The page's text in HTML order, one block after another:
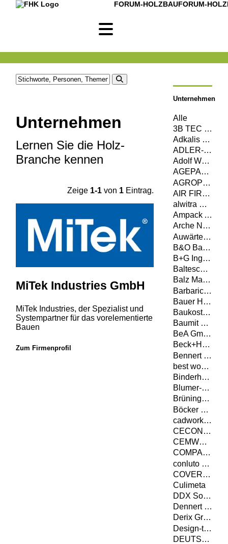
FORUM-HOLZBAUFORUM-
Unternehmen
Lernen Sie die Holz-
Branche kennen
Zeige 1-1 von 1 Eintrag.
MiTek Industries GmbH
MiTek Industries, der Spezialist und
Systempartner für das vorelementierte
Bauen
Zum Firmenprofil
Unternehmen
Alle
3B TEC MagnumBoard GmbH
Adkalis Groupe Berkem
ADLER-Werk Lackfabrik Johann Berghofer GmbH & Co KG
Adolf Würth GmbH & Co. KG
AGEPAN SYSTEM c/o Sonae Arauco Deutschland GmbH
AGROP NOVA a. s.
AIR FIRE TECH Brandschutzsysteme GmbH
alwitra GmbH
Ampack AG
Arche Naturhaus GmbH
Auwärter - Anhänger und Aufbauten GmbH Co. KG
B&O Bau GmbH
B+G Ingenieure Bollinger und Grohmann GmbH
Balteschwiler AG
Balz Maschinen AG
Barbaric GmbH
Bauer Holzbau GmbH
Baukosteninformationszentrum Deutscher Architektenkammern GmbH
Baumit GmbH
BeA GmbH
Beck+Heun GmbH
Bennert GmbH
best wood SCHNEIDER GmbH
Binderholz GmbH
Blumer-Lehmann AG
Brüninghoff Holz GmbH & Co. KG
Böcker Maschinenwerke GmbH
cadwork informatik AG
CECON Buildings GmbH
CEMWOOD GmbH
COMPACFOAM GmbH
conluto Vielfalt aus Lehm
COVERiT Flachdachabdichtungstechnik GmbH
Culimeta
DDX Software Solutions
Dennert Baustoffwelt GmbH & Co. KG
Derix Gruppe
Design-to-Production GmbH
DEUTSCHE ROCKWOOL GmbH & Co. KG